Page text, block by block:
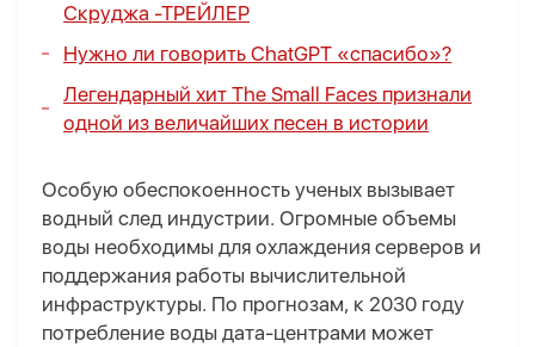
Скруджа -ТРЕЙЛЕР
Нужно ли говорить ChatGPT «спасибо»?
Легендарный хит The Small Faces признали
одной из величайших песен в истории
Особую обеспокоенность ученых вызывает
водный след индустрии. Огромные объемы
воды необходимы для охлаждения серверов и
поддержания работы вычислительной
инфраструктуры. По прогнозам, к 2030 году
потребление воды дата-центрами может